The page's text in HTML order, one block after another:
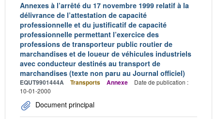
Annexes à l’arrêté du 17 novembre 1999 relatif à la
délivrance de l’attestation de capacité
professionnelle et du justificatif de capacité
professionnelle permettant l’exercice des
professions de transporteur public routier de
marchandises et de loueur de véhicules industriels
avec conducteur destinés au transport de
marchandises (texte non paru au Journal officiel)
EQUT9901444A Transports Annexe
Date de publication :
10-01-2000
Document principal